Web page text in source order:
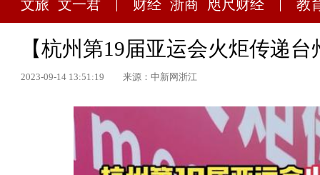
文旅 文一君 财经 浙商 咫尺财经 教
【杭州第19届亚运会火炬传递
2023-09-14 13:51:19 来源：中新网浙江